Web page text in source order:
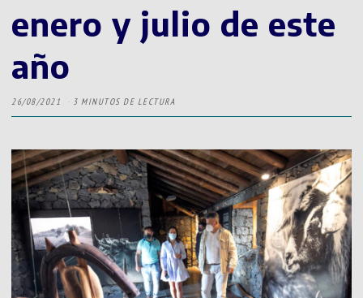
enero y julio de este
año
26/08/2021 3 MINUTOS DE LECTURA